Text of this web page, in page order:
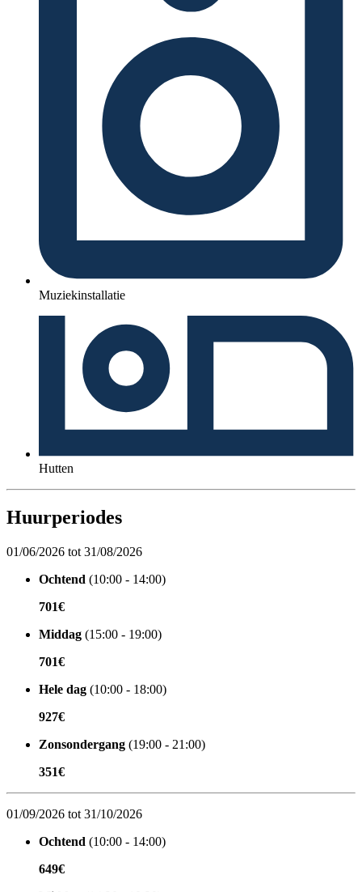
Muziekinstallatie
Hutten
Huurperiodes
01/06/2026 tot 31/08/2026
Ochtend (10:00 - 14:00)
701€
Middag (15:00 - 19:00)
701€
Hele dag (10:00 - 18:00)
927€
Zonsondergang (19:00 - 21:00)
351€
01/09/2026 tot 31/10/2026
Ochtend (10:00 - 14:00)
649€